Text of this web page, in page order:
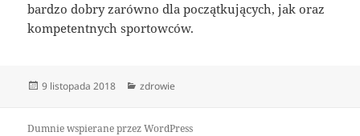
bardzo dobry zarówno dla początkujących, jak oraz
kompetentnych sportowców.
Data
9 listopada 2018 Kategorie
zdrowie
Dumnie wspierane przez WordPress